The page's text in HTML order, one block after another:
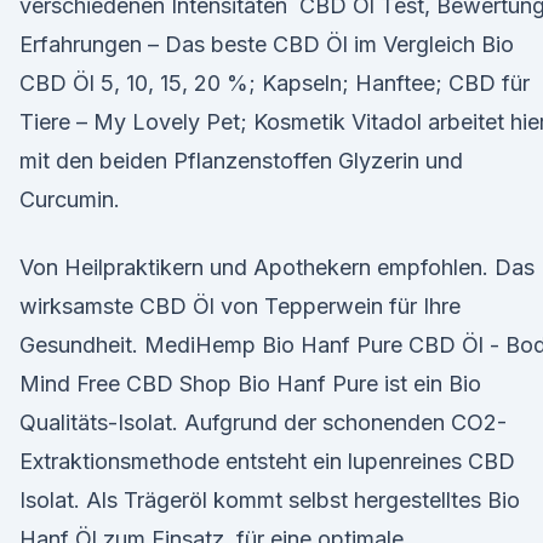
verschiedenen Intensitäten CBD Öl Test,
Erfahrungen – Das beste CBD Öl im Vergleich Bio
CBD Öl 5, 10, 15, 20 %; Kapseln; Hanftee; CBD für
Tiere – My Lovely Pet; Kosmetik Vitadol arbeitet
mit den beiden Pflanzenstoffen Glyzerin und
Curcumin.
Von Heilpraktikern und Apothekern empfohlen. Das
wirksamste CBD Öl von Tepperwein für Ihre
Gesundheit. MediHemp Bio Hanf Pure CBD Öl -
Mind Free CBD Shop Bio Hanf Pure ist ein Bio
Qualitäts-Isolat. Aufgrund der schonenden CO2-
Extraktionsmethode entsteht ein lupenreines CBD
Isolat. Als Trägeröl kommt selbst hergestelltes Bio